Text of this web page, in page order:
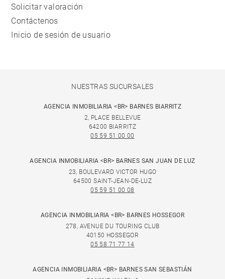
Solicitar valoración
Contáctenos
Inicio de sesión de usuario
NUESTRAS SUCURSALES
AGENCIA INMOBILIARIA <BR> BARNES BIARRITZ
2, PLACE BELLEVUE
64200 BIARRITZ
05 59 51 00 00
AGENCIA INMOBILIARIA <BR> BARNES SAN JUAN DE LUZ
23, BOULEVARD VICTOR HUGO
64500 SAINT-JEAN-DE-LUZ
05 59 51 00 08
AGENCIA INMOBILIARIA <BR> BARNES HOSSEGOR
278, AVENUE DU TOURING CLUB
40150 HOSSEGOR
05 58 71 77 14
AGENCIA INMOBILIARIA <BR> BARNES SAN SEBASTIÁN